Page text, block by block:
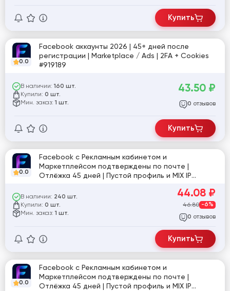
Купить
0.0
Facebook аккаунты 2026 | 45+ дней после
регистрации | Marketplace / Ads | 2FA + Cookies
#919189
В наличии: 160 шт.
Купили: 0 шт.
Мин. заказ: 1 шт.
43.50 ₽
0 отзывов
Купить
0.0
Facebook с Рекламным кабинетом и
Маркетплейсом подтверждены по почте |
Отлёжка 45 дней | Пустой профиль и MIX IP
В наличии: 240 шт.
Купили: 0 шт.
Мин. заказ: 1 шт.
44.08 ₽
46.80 -6%
0 отзывов
Купить
0.0
Facebook с Рекламным кабинетом и
Маркетплейсом подтверждены по почте |
Отлёжка 45 дней | Пустой профиль и MIX IP